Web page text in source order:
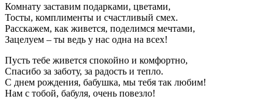
Комнату заставим подарками, цветами,
Тосты, комплименты и счастливый смех.
Расскажем, как живется, поделимся мечтами,
Зацелуем – ты ведь у нас одна на всех!
Пусть тебе живется спокойно и комфортно,
Спасибо за заботу, за радость и тепло.
С днем рождения, бабушка, мы тебя так любим!
Нам с тобой, бабуля, очень повезло!